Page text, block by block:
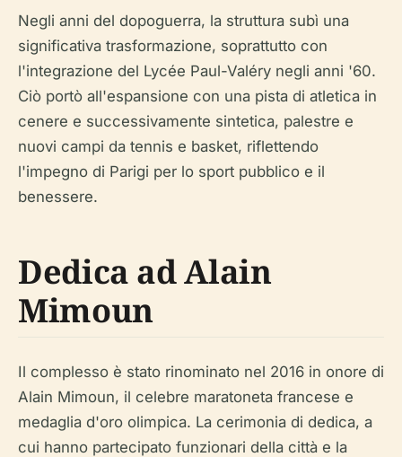
Negli anni del dopoguerra, la struttura subì una
significativa trasformazione, soprattutto con
l'integrazione del Lycée Paul-Valéry negli anni '60.
Ciò portò all'espansione con una pista di atletica in
cenere e successivamente sintetica, palestre e
nuovi campi da tennis e basket, riflettendo
l'impegno di Parigi per lo sport pubblico e il
benessere.
Dedica ad Alain
Mimoun
Il complesso è stato rinominato nel 2016 in onore di
Alain Mimoun, il celebre maratoneta francese e
medaglia d'oro olimpica. La cerimonia di dedica, a
cui hanno partecipato funzionari della città e la